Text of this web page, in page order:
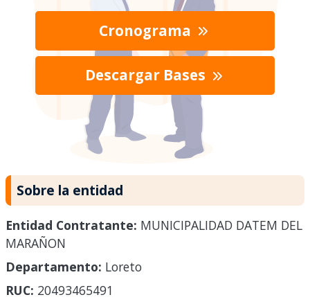
Cronograma
Descargar Bases
Sobre la entidad
Entidad Contratante: MUNICIPALIDAD DATEM DEL
MARAÑON
Departamento: Loreto
RUC: 20493465491